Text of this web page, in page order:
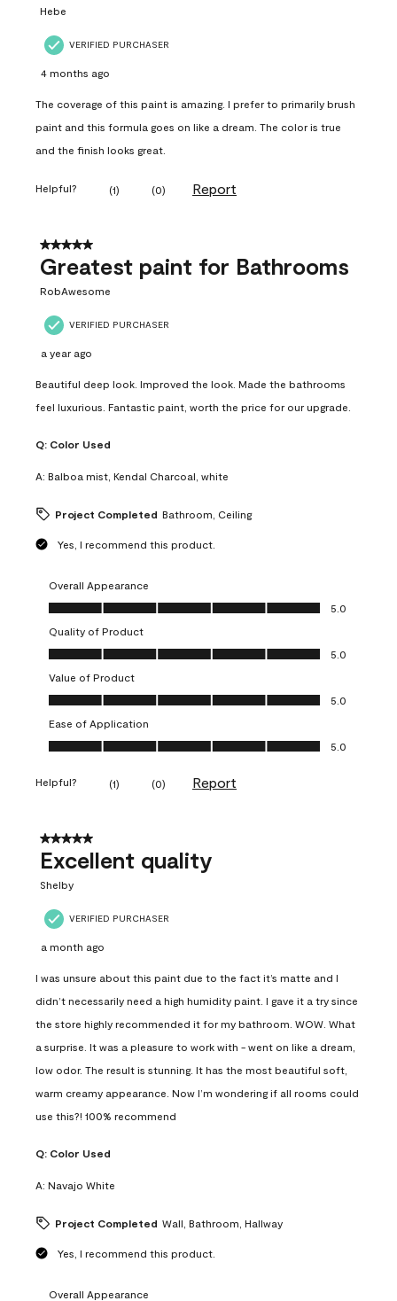
Hebe
VERIFIED PURCHASER
4 months ago
The coverage of this paint is amazing. I prefer to primarily brush
paint and this formula goes on like a dream. The color is true
and the finish looks great.
Helpful? (1) (0) Report
5 out of 5 stars.
Greatest paint for Bathrooms
RobAwesome
VERIFIED PURCHASER
a year ago
Beautiful deep look. Improved the look. Made the bathrooms
feel luxurious. Fantastic paint, worth the price for our upgrade.
Q: Color Used
A: Balboa mist, Kendal Charcoal, white
Project Completed Bathroom, Ceiling
Yes, I recommend this product.
Overall Appearance
Overall Appearance, 5.0 out of 5
5.0
Quality of Product
Quality of Product, 5.0 out of 5
5.0
Value of Product
Value of Product, 5.0 out of 5
5.0
Ease of Application
Ease of Application, 5.0 out of 5
5.0
Helpful? (1) (0) Report
5 out of 5 stars.
Excellent quality
Shelby
VERIFIED PURCHASER
a month ago
I was unsure about this paint due to the fact it’s matte and I
didn’t necessarily need a high humidity paint. I gave it a try since
the store highly recommended it for my bathroom. WOW. What
a surprise. It was a pleasure to work with - went on like a dream,
low odor. The result is stunning. It has the most beautiful soft,
warm creamy appearance. Now I’m wondering if all rooms could
use this?! 100% recommend
Q: Color Used
A: Navajo White
Project Completed Wall, Bathroom, Hallway
Yes, I recommend this product.
Overall Appearance